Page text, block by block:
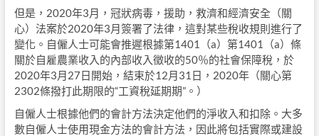
但是，2020年3月，冠狀病毒，援助，救濟和經濟安全（關
心）法案於2020年3月簽署了法律，這對某些稅收規則進行了
變化。自僱人士可能會推遲根據第1401（a）第1401（a）條
關於自雇農業收入的內部收入徵收的50％的社會保障稅，於
2020年3月27日開始，結束於12月31日，2020年（關心第
2302條撥打此期限的“工資稅延期期”。）
自僱人士根據他們的會計方法決定他們的淨收入和扣除。大多
數自僱人士使用現金方法的會計方法，因此將包括實際或建設